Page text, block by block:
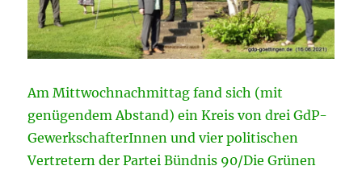
Am Mittwochnachmittag fand sich (mit
genügendem Abstand) ein Kreis von drei GdP-
GewerkschafterInnen und vier politischen
Vertretern der Partei Bündnis 90/Die Grünen